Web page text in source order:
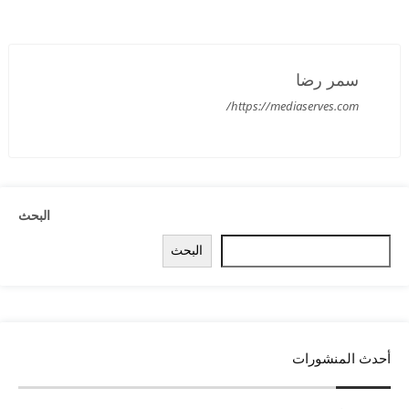
سمر رضا
https://mediaserves.com/
البحث
البحث
أحدث المنشورات